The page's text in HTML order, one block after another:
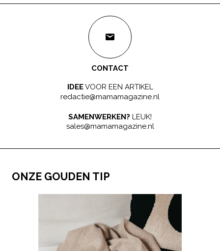
CONTACT
IDEEVOOR EEN ARTIKEL
redactie@mamamagazine.nl
SAMENWERKEN? LEUK!
sales@mamamagazine.nl
ONZE GOUDEN TIP